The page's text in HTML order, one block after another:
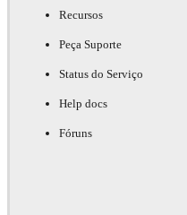
Recursos
Peça Suporte
Status do Serviço
Help docs
Fóruns